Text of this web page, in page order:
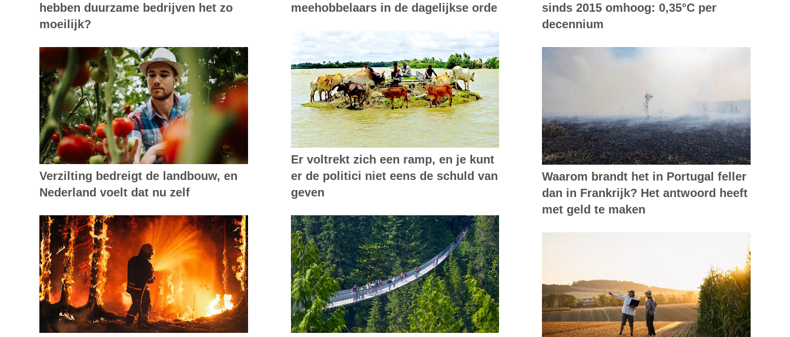
hebben duurzame bedrijven het zo
moeilijk?
Verzilting bedreigt de landbouw, en
Nederland voelt dat nu zelf
meehobbelaars in de dagelijkse orde
Er voltrekt zich een ramp, en je kunt
er de politici niet eens de schuld van
geven
sinds 2015 omhoog: 0,35°C per
decennium
Waarom brandt het in Portugal feller
dan in Frankrijk? Het antwoord heeft
met geld te maken